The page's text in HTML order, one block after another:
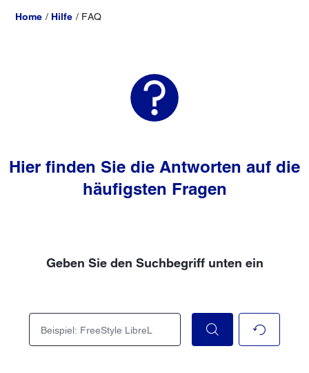
Home Hilfe FAQ
Hier finden Sie die Antworten auf die
häufigsten Fragen
Geben Sie den Suchbegriff unten ein